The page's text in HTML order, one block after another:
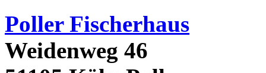
Poller Fischerhaus
Weidenweg 46